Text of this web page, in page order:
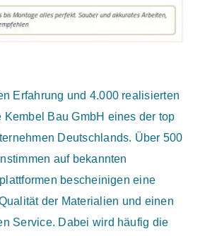
Erfahrung und 4.000 realisierten
Kembel Bau GmbH eines der top
Deutschlands. Über 500
auf bekannten
bescheinigen eine
der Materialien und einen
Service. Dabei wird häufig die